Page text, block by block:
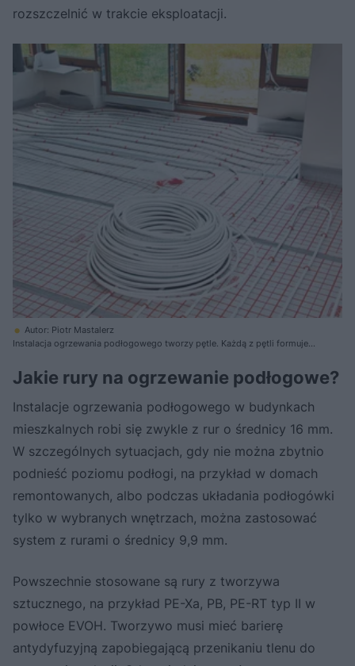
rozszczelnić w trakcie eksploatacji.
Autor: Piotr Mastalerz
Instalacja ogrzewania podłogowego tworzy pętle. Każdą z pętli formuje
Jakie rury na ogrzewanie podłogowe?
Instalacje ogrzewania podłogowego w budynkach
mieszkalnych robi się zwykle z rur o średnicy 16 mm.
W szczególnych sytuacjach, gdy nie można zbytnio
podnieść poziomu podłogi, na przykład w domach
remontowanych, albo podczas układania podłogówki
tylko w wybranych wnętrzach, można zastosować
system z rurami o średnicy 9,9 mm.
Powszechnie stosowane są rury z tworzywa
sztucznego, na przykład PE-Xa, PB, PE-RT typ II w
powłoce EVOH. Tworzywo musi mieć barierę
antydyfuzyjną zapobiegającą przenikaniu tlenu do